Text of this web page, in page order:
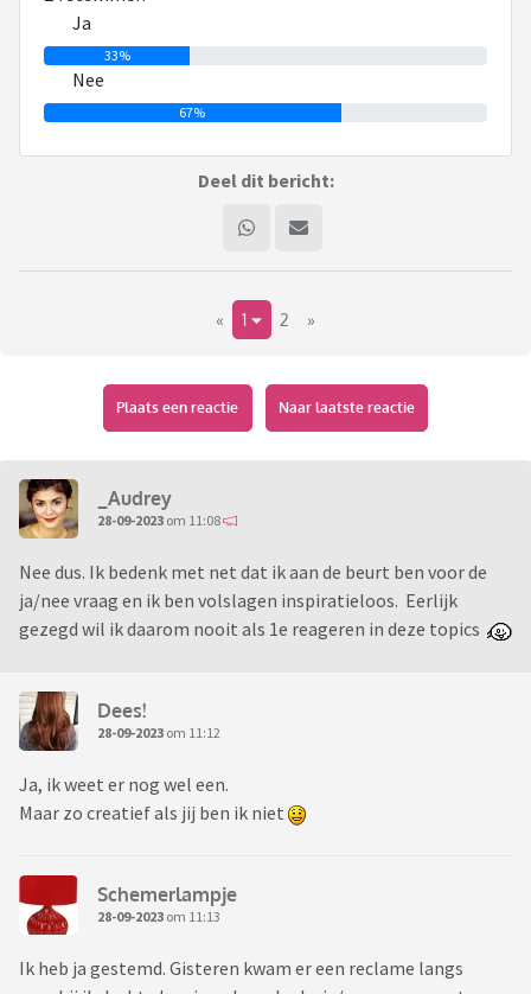
Ja
33%
Nee
67%
Deel dit bericht:
« 1 2 »
Plaats een reactie Naar laatste reactie
_Audrey
28-09-2023 om 11:08
Nee dus. Ik bedenk met net dat ik aan de beurt ben voor de
ja/nee vraag en ik ben volslagen inspiratieloos. Eerlijk
gezegd wil ik daarom nooit als 1e reageren in deze topics
Dees!
28-09-2023 om 11:12
Ja, ik weet er nog wel een.
Maar zo creatief als jij ben ik niet
Schemerlampje
28-09-2023 om 11:13
Ik heb ja gestemd. Gisteren kwam er een reclame langs